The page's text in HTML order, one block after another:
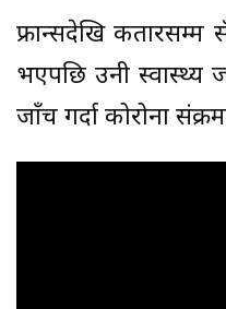
फ्रान्सदेखि कतारसम्म
भएपछि उनी स्वास्थ्य
जाँच गर्दा कोरोना